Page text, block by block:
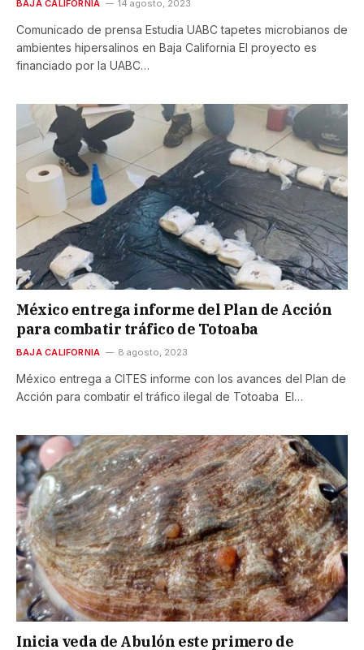
BAJA CALIFORNIA 14 agosto, 2023
Comunicado de prensa Estudia UABC tapetes microbianos de
ambientes hipersalinos en Baja California El proyecto es
financiado por la UABC…
México entrega informe del Plan de Acción
para combatir tráfico de Totoaba
BAJA CALIFORNIA 8 agosto, 2023
México entrega a CITES informe con los avances del Plan de
Acción para combatir el tráfico ilegal de Totoaba El…
Inicia veda de Abulón este primero de